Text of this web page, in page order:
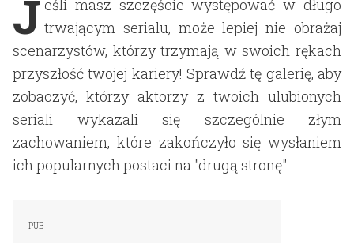
J eśli masz szczęście występować w długo
trwającym serialu, może lepiej nie obrażaj
scenarzystów, którzy trzymają w swoich rękach
przyszłość twojej kariery! Sprawdź tę galerię, aby
zobaczyć, którzy aktorzy z twoich ulubionych
seriali wykazali się szczególnie złym
zachowaniem, które zakończyło się wysłaniem
ich popularnych postaci na "drugą stronę".